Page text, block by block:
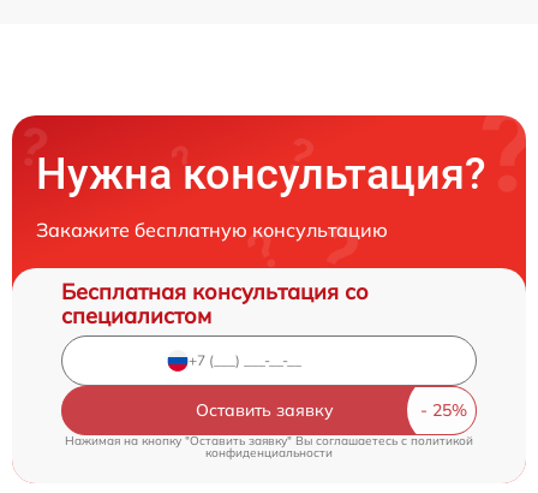
Нужна консультация?
Закажите бесплатную консультацию
Бесплатная консультация со
специалистом
Оставить заявку
Нажимая на кнопку "Оставить заявку" Вы соглашаетесь cполитикой
конфиденциальности